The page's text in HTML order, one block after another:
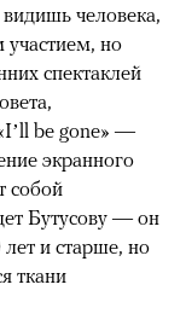
человека,
участием, но
спектаклей
be gone» —
экранного
собой
Бутусову — он
и старше, но
ткани